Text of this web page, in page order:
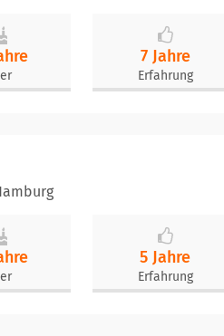
7 Jahre
Erfahrung
5 Jahre
Erfahrung